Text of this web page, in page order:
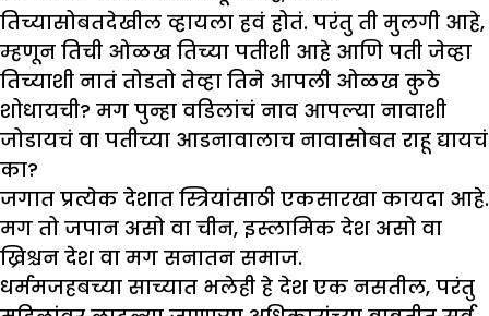
तिच्यासोबतदेखील व्हायला हवं होतं. परंतु ती मुलगी आहे,
म्हणून तिची ओळख तिच्या पतीशी आहे आणि पती जेव्हा
तिच्याशी नातं तोडतो तेव्हा तिने आपली ओळख कुठे
शोधायची? मग पुन्हा वडिलांचं नाव आपल्या नावाशी
जोडायचं वा पतीच्या आडनावालाच नावासोबत राहू द्यायचं
का?
जगात प्रत्येक देशात स्त्रियांसाठी एकसारखा कायदा आहे.
मग तो जपान असो वा चीन, इस्लामिक देश असो वा
ख्रिश्चन देश वा मग सनातन समाज.
धर्ममजहबच्या साच्यात भलेही हे देश एक नसतील, परंतु